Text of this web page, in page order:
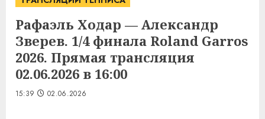
Рафаэль Ходар — Александр
Зверев. 1/4 финала Roland Garros
2026. Прямая трансляция
02.06.2026 в 16:00
15:39 02.06.2026